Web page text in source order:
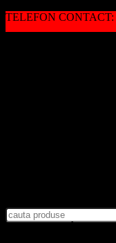
TELEFON CONTACT: